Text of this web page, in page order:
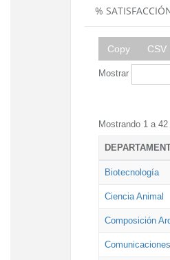
%
Copy CSV
Mostrar
Mostrando 1 a
Biotecnología
Ciencia Animal
Composición
Comunicaciones